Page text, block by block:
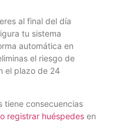
al final del día
tu sistema
automática en
el riesgo de
el plazo de 24
tiene consecuencias
registrar huéspedes en